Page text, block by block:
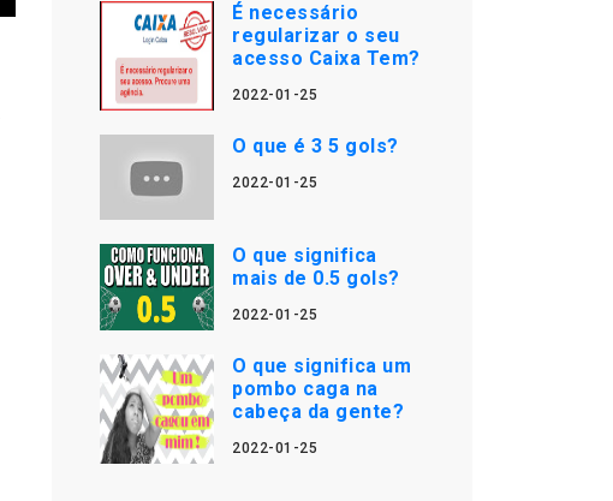
É necessário
regularizar o seu
acesso Caixa Tem?
2022-01-25
O que é 3 5 gols?
2022-01-25
O que significa
mais de 0.5 gols?
2022-01-25
O que significa um
pombo caga na
cabeça da gente?
2022-01-25